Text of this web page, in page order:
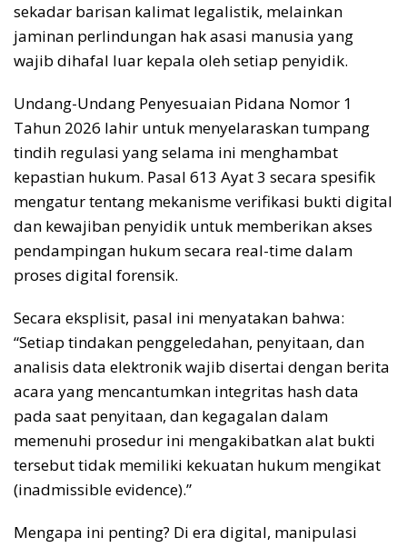
sekadar barisan kalimat legalistik, melainkan
jaminan perlindungan hak asasi manusia yang
wajib dihafal luar kepala oleh setiap penyidik.
Undang-Undang Penyesuaian Pidana Nomor 1
Tahun 2026 lahir untuk menyelaraskan tumpang
tindih regulasi yang selama ini menghambat
kepastian hukum. Pasal 613 Ayat 3 secara spesifik
mengatur tentang mekanisme verifikasi bukti digital
dan kewajiban penyidik untuk memberikan akses
pendampingan hukum secara real-time dalam
proses digital forensik.
Secara eksplisit, pasal ini menyatakan bahwa:
“Setiap tindakan penggeledahan, penyitaan, dan
analisis data elektronik wajib disertai dengan berita
acara yang mencantumkan integritas hash data
pada saat penyitaan, dan kegagalan dalam
memenuhi prosedur ini mengakibatkan alat bukti
tersebut tidak memiliki kekuatan hukum mengikat
(inadmissible evidence).”
Mengapa ini penting? Di era digital, manipulasi